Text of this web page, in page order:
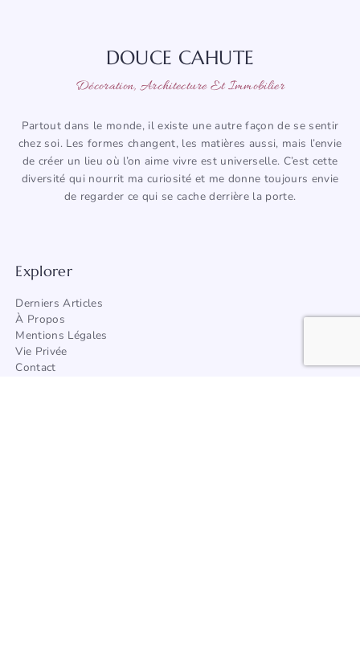
DOUCE CAHUTE
Décoration, Architecture Et Immobilier
Partout dans le monde, il existe une autre façon de se sentir
chez soi. Les formes changent, les matières aussi, mais l’envie
de créer un lieu où l’on aime vivre est universelle. C’est cette
diversité qui nourrit ma curiosité et me donne toujours envie
de regarder ce qui se cache derrière la porte.
Explorer
Derniers Articles
À Propos
Mentions Légales
Vie Privée
Contact